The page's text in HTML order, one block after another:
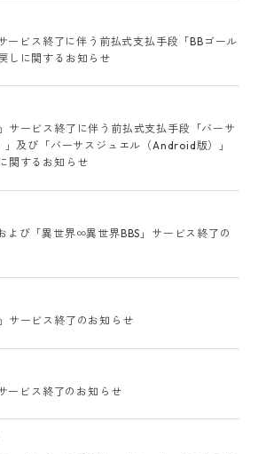
ービス終了に伴う前払式支払手段「BBゴール
しに関するお知らせ
サービス終了に伴う前払式支払手段「バーサ
」及び「バーサスジュエル（Android版）」
関するお知らせ
よび「異世界∞異世界BBS」サービス終了の
サービス終了のお知らせ
ービス終了のお知らせ